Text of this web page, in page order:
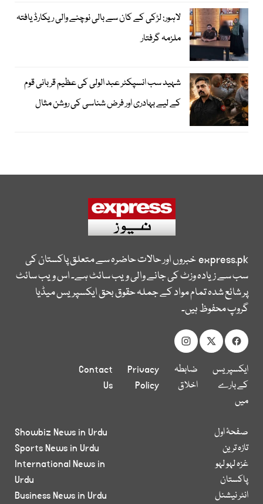
لاہور: لڑکی کے کان سے بالی نوچنے والی ریکارڈ یافتہ
ملزمہ گرفتار
شہید سب انسپکٹر عبد الولی کی عظیم قربانی قوم
کے لیے بہادری اور فرض شناسی کی روشن مثال
express.pkخبروں اور حالات حاضرہ سے متعلق پاکستان کی
سب سے زیادہ وزٹ کی جانے والی ویب سائٹ ہے۔ اس ویب سائٹ
پر شائع شدہ تمام مواد کے جملہ حقوق بحق ایکسپریس میڈیا
گروپ محفوظ ہیں۔
ایکسپریس
کے بارے
میں
ضابطہ
اخلاق
Privacy
Policy
Contact
Us
صفحۂ اول
تازہ ترین
غزہ لہو لہو
پاکستان
انٹر نیشنل
Showbiz News in Urdu
Sports News in Urdu
International News in
Urdu
Business News in Urdu